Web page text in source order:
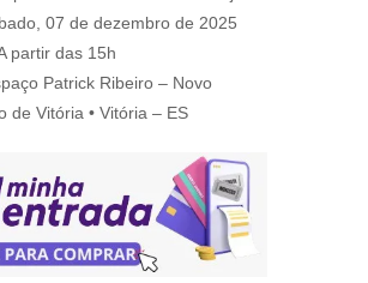
07 de dezembro de 2025
partir das 15h
Patrick Ribeiro – Novo
de Vitória • Vitória – ES